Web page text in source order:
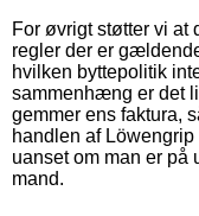
For øvrigt støtter vi at
regler der er
hvilken byttepolitik
sammenhæng er det
gemmer ens faktura,
handlen af
uanset om man er på
mand.